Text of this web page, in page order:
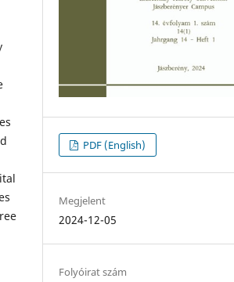
PDF (English)
Megjelent
2024-12-05
Folyóirat szám